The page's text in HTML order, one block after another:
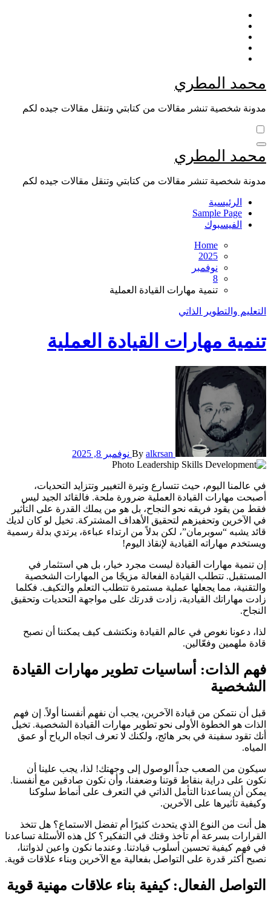
Skip
content
محمد المطري
مدونة شخصية تنشر مقالات من كتابتي وتنقل مقالات جيده لكم
محمد المطري
مدونة شخصية تنشر مقالات من كتابتي وتنقل مقالات جيده لكم
الرئيسية
Sample Page
الفيسبوك
Home
2025
نوفمبر
8
تنمية مهارات القيادة العملية
التعليم والتطوير الذاتي
تنمية مهارات القيادة العملية
By alkrsan نوفمبر 8, 2025
في عالمنا اليوم، حيث تتسارع وتيرة التغيير وتتزايد التحديات،
أصبحت مهارات القيادة العملية ضرورة ملحة. فالقائد الجيد ليس
فقط من يقود فريقه نحو النجاح، بل هو من يملك القدرة على التأثير
في الآخرين وتحفيزهم لتحقيق الأهداف المشتركة. تخيل لو كان لديك
قائد يشبه “سوبرمان”، لكن بدلاً من ارتداء عباءة، يرتدي بدلة رسمية
ويستخدم مهاراته القيادية لإنقاذ اليوم!
إن تنمية مهارات القيادة ليست مجرد خيار، بل هي استثمار في
المستقبل. تتطلب القيادة الفعالة مزيجًا من المهارات الشخصية
والتقنية، مما يجعلها عملية مستمرة تتطلب التعلم والتكيف. فكلما
زادت مهاراتك القيادية، زادت قدرتك على مواجهة التحديات وتحقيق
النجاح.
لذا، دعونا نغوص في عالم القيادة ونكتشف كيف يمكننا أن نصبح
قادة ملهمين وفعّالين.
فهم الذات: أساسيات تطوير مهارات القيادة
الشخصية
قبل أن نتمكن من قيادة الآخرين، يجب أن نفهم أنفسنا أولاً. إن فهم
الذات هو الخطوة الأولى نحو تطوير مهارات القيادة الشخصية. تخيل
أنك تقود سفينة في بحر هائج، ولكنك لا تعرف اتجاه الرياح أو عمق
المياه.
سيكون من الصعب جداً الوصول إلى وجهتك! لذا، يجب علينا أن
نكون على دراية بنقاط قوتنا وضعفنا، وأن نكون صادقين مع أنفسنا.
يمكن أن يساعدنا التأمل الذاتي في التعرف على أنماط سلوكنا
وكيفية تأثيرها على الآخرين.
هل أنت من النوع الذي يتحدث كثيرًا أم تفضل الاستماع؟ هل تتخذ
القرارات بسرعة أم تأخذ وقتك في التفكير؟ كل هذه الأسئلة تساعدنا
في فهم كيفية تحسين أسلوب قيادتنا. وعندما نكون واعين لذواتنا،
نصبح أكثر قدرة على التواصل بفعالية مع الآخرين وبناء علاقات قوية.
التواصل الفعال: كيفية بناء علاقات مهنية قوية